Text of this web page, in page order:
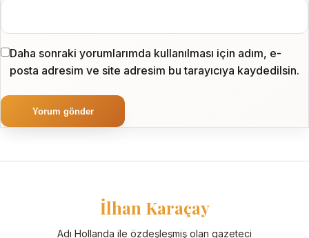
Daha sonraki yorumlarımda kullanılması için adım, e-
posta adresim ve site adresim bu tarayıcıya kaydedilsin.
İlhan Karaçay
Adı Hollanda ile özdeşleşmiş olan gazeteci